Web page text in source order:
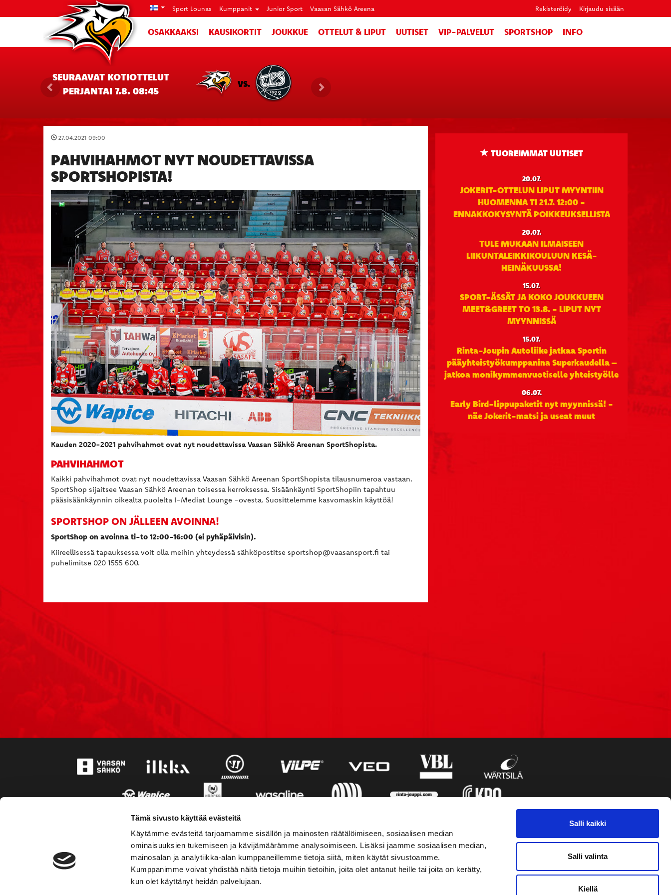
Tämä sivusto käyttää evästeitä
Käytämme evästeitä tarjoamamme sisällön ja mainosten räätälöimiseen, sosiaalisen median
ominaisuuksien tukemiseen ja kävijämäärämme analysoimiseen. Lisäksi jaamme sosiaalisen median,
mainosalan ja analytiikka-alan kumppaneillemme tietoja siitä, miten käytät sivustoamme.
Kumppanimme voivat yhdistää näitä tietoja muihin tietoihin, joita olet antanut heille tai joita on kerätty,
kun olet käyttänyt heidän palvelujaan.
Salli kaikki
Salli valinta
Kiellä
Sport Lounas Kumppanit Junior Sport Vaasan Sähkö Areena Rekisteröidy Kirjaudu sisään
OSAKKAAKSI KAUSIKORTIT JOUKKUE OTTELUT & LIPUT UUTISET VIP-PALVELUT SPORTSHOP INFO
SEURAAVAT KOTIOTTELUT
PERJANTAI 7.8. 08:45
VS.
27.04.2021 09:00
PAHVIHAHMOT NYT NOUDETTAVISSA
SPORTSHOPISTA!
Kauden 2020-2021 pahvihahmot ovat nyt noudettavissa Vaasan Sähkö Areenan SportShopista.
PAHVIHAHMOT
Kaikki pahvihahmot ovat nyt noudettavissa Vaasan Sähkö Areenan SportShopista tilausnumeroa vastaan.
SportShop sijaitsee Vaasan Sähkö Areenan toisessa kerroksessa. Sisäänkäynti SportShopiin tapahtuu
pääsisäänkäynnin oikealta puolelta I-Mediat Lounge -ovesta. Suosittelemme kasvomaskin käyttöä!
SPORTSHOP ON JÄLLEEN AVOINNA!
SportShop on avoinna ti-to 12:00-16:00 (ei pyhäpäivisin).
Kiireellisessä tapauksessa voit olla meihin yhteydessä sähköpostitse sportshop@vaasansport.fi tai
puhelimitse 020 1555 600.
TUOREIMMAT UUTISET
20.07.
JOKERIT-OTTELUN LIPUT MYYNTIIN
HUOMENNA TI 21.7. 12:00 -
ENNAKKOKYSYNTÄ POIKKEUKSELLISTA
20.07.
TULE MUKAAN ILMAISEEN
LIIKUNTALEIKKIKOULUUN KESÄ-
HEINÄKUUSSA!
15.07.
SPORT-ÄSSÄT JA KOKO JOUKKUEEN
MEET&GREET TO 13.8. - LIPUT NYT
MYYNNISSÄ
15.07.
Rinta-Joupin Autoliike jatkaa Sportin
pääyhteistyökumppanina Superkaudella –
jatkoa monikymmenvuotiselle yhteistyölle
06.07.
Early Bird-lippupaketit nyt myynnissä! -
näe Jokerit-matsi ja useat muut